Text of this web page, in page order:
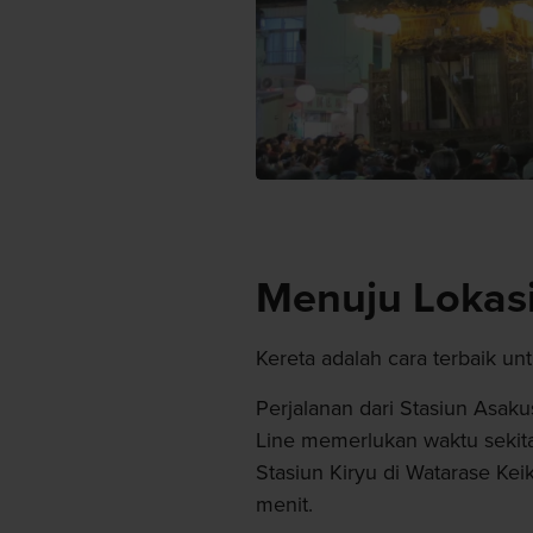
Menuju
Kereta adalah cara terbaik
Perjalanan dari Stasiun
Line memerlukan waktu
Stasiun Kiryu di Watarase
menit.